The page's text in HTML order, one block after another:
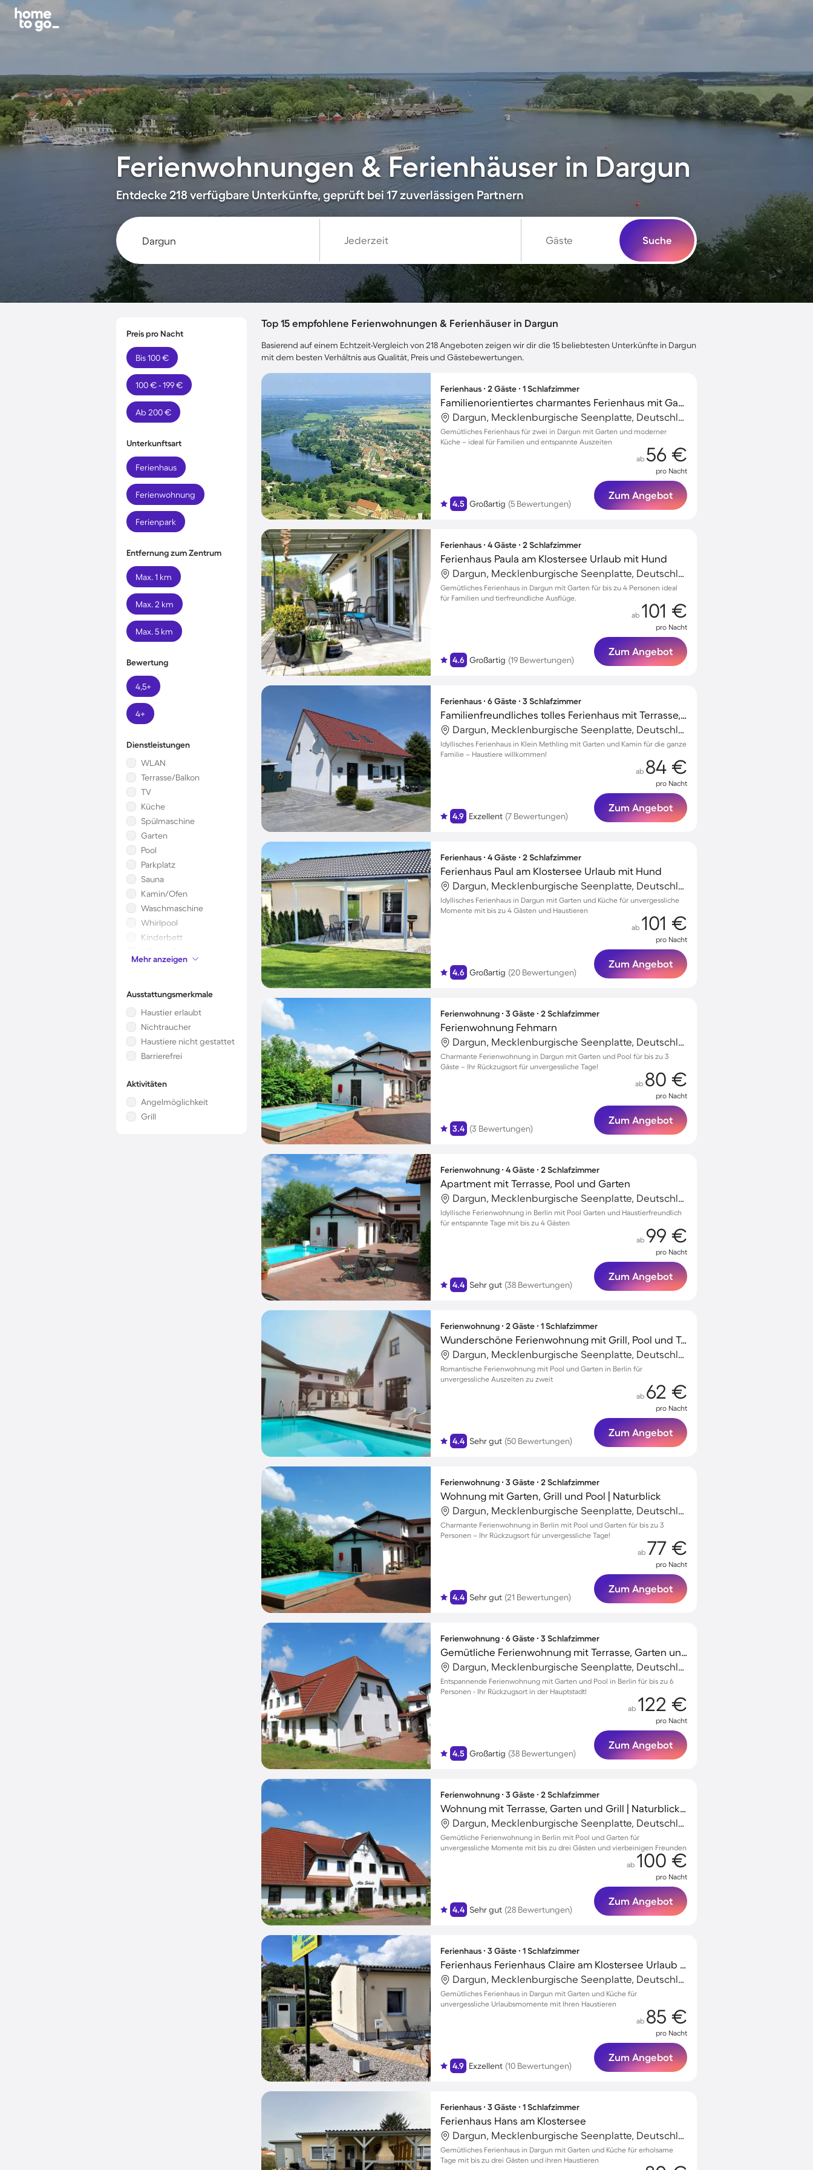
Ferienwohnungen & Ferienhäuser in Dargun
Entdecke 218 verfügbare Unterkünfte, geprüft bei 17 zuverlässigen Partnern
Jederzeit Gäste Suche
Preis pro Nacht
Bis 100 €
100 € - 199 €
Ab 200 €
Unterkunftsart
Ferienhaus
Ferienwohnung
Ferienpark
Entfernung zum Zentrum
Max. 1 km
Max. 2 km
Max. 5 km
Bewertung
4,5+
4+
Dienstleistungen
WLAN
Terrasse/Balkon
TV
Küche
Spülmaschine
Garten
Pool
Parkplatz
Sauna
Kamin/Ofen
Waschmaschine
Whirlpool
Kinderbett
Mikrowelle
Klimaanlage
Mehr anzeigen
Ausstattungsmerkmale
Haustier erlaubt
Nichtraucher
Haustiere nicht gestattet
Barrierefrei
Aktivitäten
Angelmöglichkeit
Grill
Top 15 empfohlene Ferienwohnungen & Ferienhäuser in Dargun
Basierend auf einem Echtzeit-Vergleich von 218 Angeboten zeigen wir dir die 15 beliebtesten Unterkünfte in Dargun
mit dem besten Verhältnis aus Qualität, Preis und Gästebewertungen.
Ferienhaus ∙ 2 Gäste ∙ 1 Schlafzimmer
Familienorientiertes charmantes Ferienhaus mit Garten, Terrasse und Grill | Nah am Strand
Dargun, Mecklenburgische Seenplatte, Deutschland
Gemütliches Ferienhaus für zwei in Dargun mit Garten und moderner
Küche – ideal für Familien und entspannte Auszeiten
4.5 Großartig (5 Bewertungen)
ab 56 €
pro Nacht
Zum Angebot
Ferienhaus ∙ 4 Gäste ∙ 2 Schlafzimmer
Ferienhaus Paula am Klostersee Urlaub mit Hund
Dargun, Mecklenburgische Seenplatte, Deutschland
Gemütliches Ferienhaus in Dargun mit Garten für bis zu 4 Personen ideal
für Familien und tierfreundliche Ausflüge.
4.6 Großartig (19 Bewertungen)
ab 101 €
pro Nacht
Zum Angebot
Ferienhaus ∙ 6 Gäste ∙ 3 Schlafzimmer
Familienfreundliches tolles Ferienhaus mit Terrasse, Grill und Garten | Haustiere sind willkommen
Dargun, Mecklenburgische Seenplatte, Deutschland
Idyllisches Ferienhaus in Klein Methling mit Garten und Kamin für die ganze
Familie – Haustiere willkommen!
4.9 Exzellent (7 Bewertungen)
ab 84 €
pro Nacht
Zum Angebot
Ferienhaus ∙ 4 Gäste ∙ 2 Schlafzimmer
Ferienhaus Paul am Klostersee Urlaub mit Hund
Dargun, Mecklenburgische Seenplatte, Deutschland
Idyllisches Ferienhaus in Dargun mit Garten und Küche für unvergessliche
Momente mit bis zu 4 Gästen und Haustieren
4.6 Großartig (20 Bewertungen)
ab 101 €
pro Nacht
Zum Angebot
Ferienwohnung ∙ 3 Gäste ∙ 2 Schlafzimmer
Ferienwohnung Fehmarn
Dargun, Mecklenburgische Seenplatte, Deutschland
Charmante Ferienwohnung in Dargun mit Garten und Pool für bis zu 3
Gäste – Ihr Rückzugsort für unvergessliche Tage!
3.4 (3 Bewertungen)
ab 80 €
pro Nacht
Zum Angebot
Ferienwohnung ∙ 4 Gäste ∙ 2 Schlafzimmer
Apartment mit Terrasse, Pool und Garten
Dargun, Mecklenburgische Seenplatte, Deutschland
Idyllische Ferienwohnung in Berlin mit Pool Garten und Haustierfreundlich
für entspannte Tage mit bis zu 4 Gästen
4.4 Sehr gut (38 Bewertungen)
ab 99 €
pro Nacht
Zum Angebot
Ferienwohnung ∙ 2 Gäste ∙ 1 Schlafzimmer
Wunderschöne Ferienwohnung mit Grill, Pool und Terrasse
Dargun, Mecklenburgische Seenplatte, Deutschland
Romantische Ferienwohnung mit Pool und Garten in Berlin für
unvergessliche Auszeiten zu zweit
4.4 Sehr gut (50 Bewertungen)
ab 62 €
pro Nacht
Zum Angebot
Ferienwohnung ∙ 3 Gäste ∙ 2 Schlafzimmer
Wohnung mit Garten, Grill und Pool | Naturblick
Dargun, Mecklenburgische Seenplatte, Deutschland
Charmante Ferienwohnung in Berlin mit Pool und Garten für bis zu 3
Personen – Ihr Rückzugsort für unvergessliche Tage!
4.4 Sehr gut (21 Bewertungen)
ab 77 €
pro Nacht
Zum Angebot
Ferienwohnung ∙ 6 Gäste ∙ 3 Schlafzimmer
Gemütliche Ferienwohnung mit Terrasse, Garten und Grill | Naturblick
Dargun, Mecklenburgische Seenplatte, Deutschland
Entspannende Ferienwohnung mit Garten und Pool in Berlin für bis zu 6
Personen - Ihr Rückzugsort in der Hauptstadt!
4.5 Großartig (38 Bewertungen)
ab 122 €
pro Nacht
Zum Angebot
Ferienwohnung ∙ 3 Gäste ∙ 2 Schlafzimmer
Wohnung mit Terrasse, Garten und Grill | Naturblick | Haustiere erlaubt
Dargun, Mecklenburgische Seenplatte, Deutschland
Gemütliche Ferienwohnung in Berlin mit Pool und Garten für
unvergessliche Momente mit bis zu drei Gästen und vierbeinigen Freunden
4.4 Sehr gut (28 Bewertungen)
ab 100 €
pro Nacht
Zum Angebot
Ferienhaus ∙ 3 Gäste ∙ 1 Schlafzimmer
Ferienhaus Ferienhaus Claire am Klostersee Urlaub mit Hund
Dargun, Mecklenburgische Seenplatte, Deutschland
Gemütliches Ferienhaus in Dargun mit Garten und Küche für
unvergessliche Urlaubsmomente mit Ihren Haustieren
4.9 Exzellent (10 Bewertungen)
ab 85 €
pro Nacht
Zum Angebot
Ferienhaus ∙ 3 Gäste ∙ 1 Schlafzimmer
Ferienhaus Hans am Klostersee
Dargun, Mecklenburgische Seenplatte, Deutschland
Gemütliches Ferienhaus in Dargun mit Garten und Küche für erholsame
Tage mit bis zu drei Gästen und ihren Haustieren